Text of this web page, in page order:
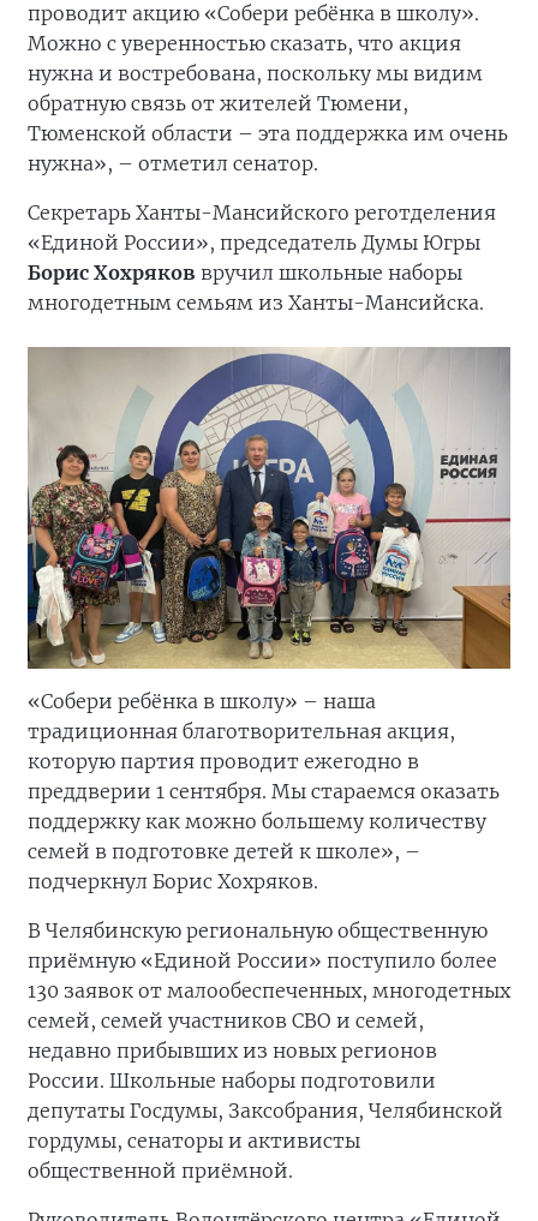
проводит акцию «Собери ребёнка в школу».
Можно с уверенностью сказать, что акция
нужна и востребована, поскольку мы видим
обратную связь от жителей Тюмени,
Тюменской области – эта поддержка им очень
нужна», – отметил сенатор.
Секретарь Ханты-Мансийского реготделения
«Единой России», председатель Думы Югры
Борис Хохряков вручил школьные наборы
многодетным семьям из Ханты-Мансийска.
«Собери ребёнка в школу» – наша
традиционная благотворительная акция,
которую партия проводит ежегодно в
преддверии 1 сентября. Мы стараемся оказать
поддержку как можно большему количеству
семей в подготовке детей к школе», –
подчеркнул Борис Хохряков.
В Челябинскую региональную общественную
приёмную «Единой России» поступило более
130 заявок от малообеспеченных, многодетных
семей, семей участников СВО и семей,
недавно прибывших из новых регионов
России. Школьные наборы подготовили
депутаты Госдумы, Заксобрания, Челябинской
гордумы, сенаторы и активисты
общественной приёмной.